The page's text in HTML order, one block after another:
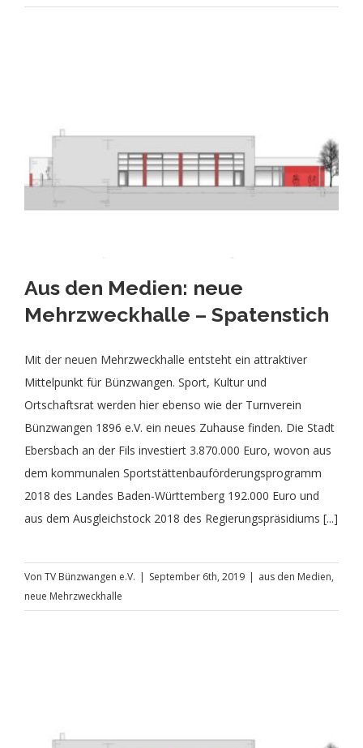
Aus den Medien: neue
Mehrzweckhalle – Spatenstich
Mit der neuen Mehrzweckhalle entsteht ein attraktiver
Mittelpunkt für Bünzwangen. Sport, Kultur und
Ortschaftsrat werden hier ebenso wie der Turnverein
Bünzwangen 1896 e.V. ein neues Zuhause finden. Die Stadt
Ebersbach an der Fils investiert 3.870.000 Euro, wovon aus
dem kommunalen Sportstättenbauförderungsprogramm
2018 des Landes Baden-Württemberg 192.000 Euro und
aus dem Ausgleichstock 2018 des Regierungspräsidiums [...]
Von TV Bünzwangen e.V. | September 6th, 2019 | aus den Medien,
neue Mehrzweckhalle